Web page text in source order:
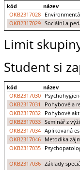
kód název
OKB2317028
OKB2317029 Sociální a
Limit
Student si
kód název
OKB2317030
OKB2317031
Pohybové a
OKB2317032
Pohybové
OKB2317033 Seminář z
OKB2317034 Aplikovaná
OKB2317046
Metodika
OKB2317035
OKB2317036 Základy